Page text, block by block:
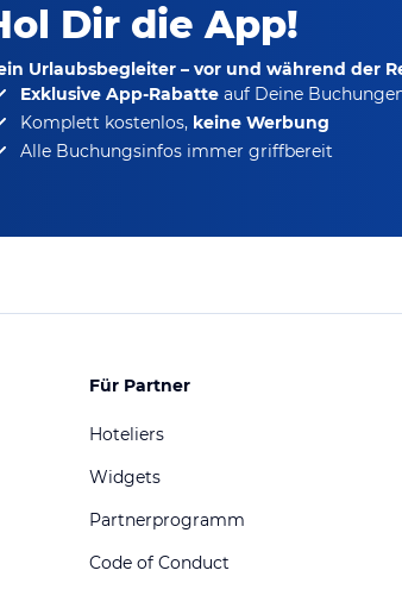
Dir die App!
Urlaubsbegleiter – vor und während der
Exklusive App-Rabatte auf Deine
Komplett kostenlos, keine Werbung
Alle Buchungsinfos immer griffbereit
Für Partner
Hoteliers
Widgets
Partnerprogramm
Code of Conduct